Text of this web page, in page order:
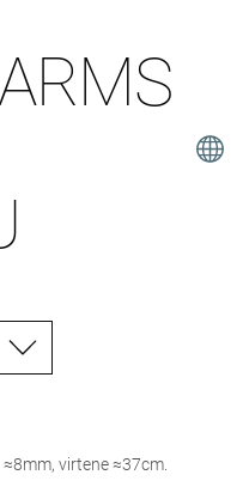
virtene ≈37cm.